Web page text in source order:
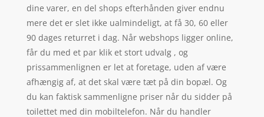
dine varer, en del shops efterhånden giver endnu
mere det er slet ikke ualmindeligt, at få 30, 60 eller
90 dages returret i dag. Når webshops ligger online,
får du med et par klik et stort udvalg , og
prissammenlignen er let at foretage, uden af være
afhængig af, at det skal være tæt på din bopæl. Og
du kan faktisk sammenligne priser når du sidder på
toilettet med din mobiltelefon. Når du handler